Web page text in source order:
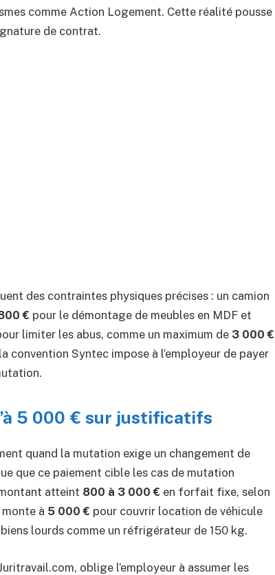
comme Action Logement. Cette réalité pousse
de contrat.
des contraintes physiques précises : un camion
€ pour le démontage de meubles en MDF et
limiter les abus, comme un maximum de 3 000 €
Syntec impose à l’employeur de payer
5 000 € sur justificatifs
quand la mutation exige un changement de
que ce paiement cible les cas de mutation
atteint 800 à 3 000 € en forfait fixe, selon
à 5 000 € pour couvrir location de véhicule
lourds comme un réfrigérateur de 150 kg.
oblige l’employeur à assumer les